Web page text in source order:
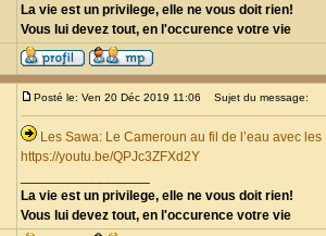
La vie est un privilege, elle ne vous doit rien!
Vous lui devez tout, en l'occurence votre vie
Posté le: Ven 20 Déc 2019 11:06 Sujet du message:
Les Sawa: Le Cameroun au fil de l’eau avec
https://youtu.be/QPJc3ZFXd2Y
La vie est un privilege, elle ne vous doit rien!
Vous lui devez tout, en l'occurence votre vie